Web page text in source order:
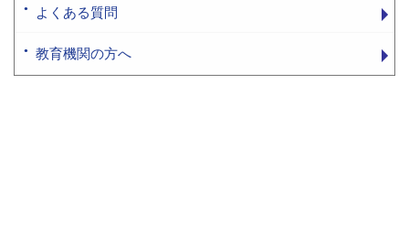
よくある質問
教育機関の方へ